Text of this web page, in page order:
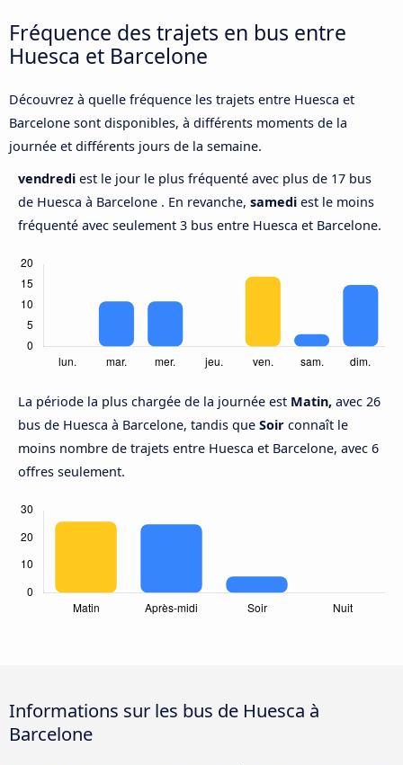
Fréquence des trajets en bus entre
Huesca et Barcelone
Découvrez à quelle fréquence les trajets entre Huesca et
Barcelone sont disponibles, à différents moments de la
journée et différents jours de la semaine.
vendredi est le jour le plus fréquenté avec plus de 17 bus
de Huesca à Barcelone . En revanche, samedi est le moins
fréquenté avec seulement 3 bus entre Huesca et Barcelone.
La période la plus chargée de la journée est Matin, avec 26
bus de Huesca à Barcelone, tandis que Soir connaît le
moins nombre de trajets entre Huesca et Barcelone, avec 6
offres seulement.
Informations sur les bus de Huesca à
Barcelone